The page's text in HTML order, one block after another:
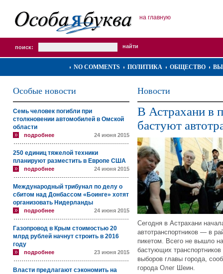
на главную
поиск:
NO COMMENTS ПОЛИТИКА ОБЩЕСТВО
Особые новости
Семь человек погибли при
столкновении автомобилей в Омской
области
подробнее 24 июня 2015
250 единиц тяжелой техники
планируют разместить в Европе США
подробнее 24 июня 2015
Международный трибунал по делу о
сбитом над Донбассом «Боинге» хотят
организовать Нидерланды
подробнее 24 июня 2015
Газопровод в Крым стоимостью 20
млрд рублей начнут строить в 2016
году
подробнее 23 июня 2015
Власти предлагают сэкономить на
Новости
В Астрахани в
бастуют
Сегодня в Астрахани
автотранспортников — в
пикетом. Всего не вышло
бастующих
выборов главы города,
города Олег Шеин.